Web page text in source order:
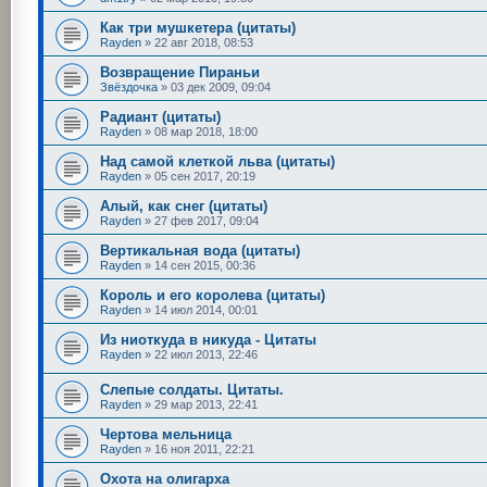
Как три мушкетера (цитаты)
Rayden » 22 авг 2018, 08:53
Возвращение Пираньи
Звёздочка » 03 дек 2009, 09:04
Радиант (цитаты)
Rayden » 08 мар 2018, 18:00
Над самой клеткой льва (цитаты)
Rayden » 05 сен 2017, 20:19
Алый, как снег (цитаты)
Rayden » 27 фев 2017, 09:04
Вертикальная вода (цитаты)
Rayden » 14 сен 2015, 00:36
Король и его королева (цитаты)
Rayden » 14 июл 2014, 00:01
Из ниоткуда в никуда - Цитаты
Rayden » 22 июл 2013, 22:46
Слепые солдаты. Цитаты.
Rayden » 29 мар 2013, 22:41
Чертова мельница
Rayden » 16 ноя 2011, 22:21
Охота на олигарха